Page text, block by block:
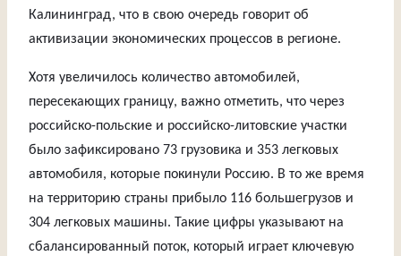
Калининград, что в свою очередь говорит об
активизации экономических процессов в регионе.
Хотя увеличилось количество автомобилей,
пересекающих границу, важно отметить, что через
российско-польские и российско-литовские участки
было зафиксировано 73 грузовика и 353 легковых
автомобиля, которые покинули Россию. В то же время
на территорию страны прибыло 116 большегрузов и
304 легковых машины. Такие цифры указывают на
сбалансированный поток, который играет ключевую